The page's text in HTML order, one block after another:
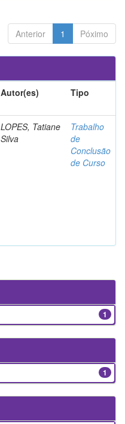
Anterior 1 Póximo
Autor(es) Tipo
LOPES, Tatiane
Silva
Trabalho
de
Conclusão
de Curso
1
1